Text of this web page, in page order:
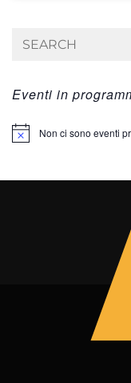
Eventi in
Notice Non ci sono eventi